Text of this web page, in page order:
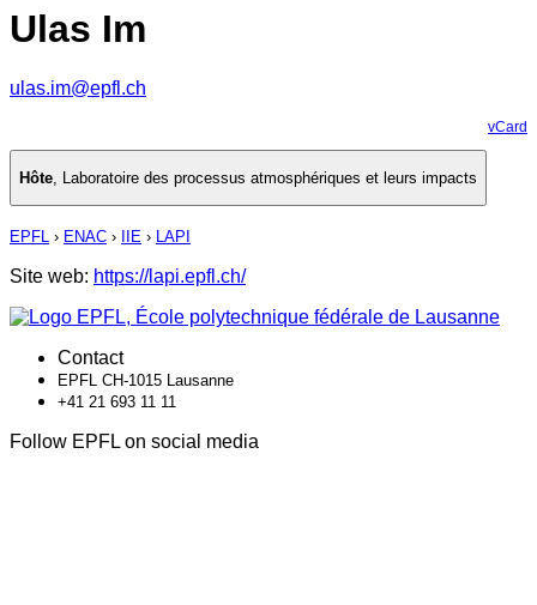
Ulas Im
ulas.im@epfl.ch
vCard
Hôte, Laboratoire des processus atmosphériques et leurs impacts
EPFL › ENAC › IIE › LAPI
Site web: https://lapi.epfl.ch/
Contact
EPFL CH-1015 Lausanne
+41 21 693 11 11
Follow EPFL on social media